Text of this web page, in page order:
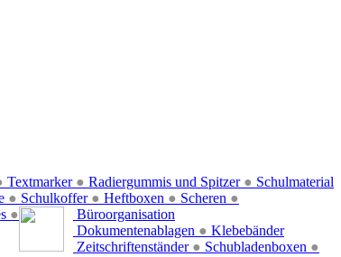
Textmarker ● Radiergummis und Spitzer ● Schulmaterial
● Schulkoffer ● Heftboxen ● Scheren ●
●
Büroorganisation
Dokumentenablagen ●
Zeitschriftenständer ● Schubladenboxen ●
Klebebänder